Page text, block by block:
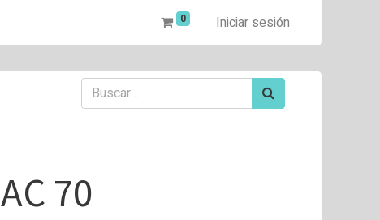
0 Iniciar sesión
AC 70